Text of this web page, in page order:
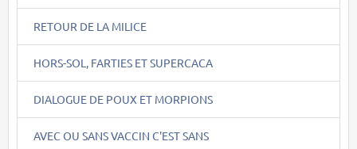
RETOUR DE LA MILICE
HORS-SOL, FARTIES ET SUPERCACA
DIALOGUE DE POUX ET MORPIONS
AVEC OU SANS VACCIN C'EST SANS